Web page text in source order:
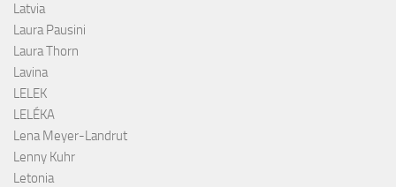
Latvia
Laura Pausini
Laura Thorn
Lavina
LELEK
LELÉKA
Lena Meyer-Landrut
Lenny Kuhr
Letonia